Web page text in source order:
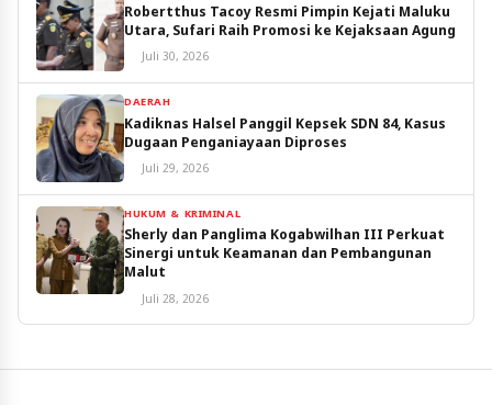
Robertthus Tacoy Resmi Pimpin Kejati Maluku
Utara, Sufari Raih Promosi ke Kejaksaan Agung
Juli 30, 2026
DAERAH
Kadiknas Halsel Panggil Kepsek SDN 84, Kasus
Dugaan Penganiayaan Diproses
Juli 29, 2026
HUKUM & KRIMINAL
Sherly dan Panglima Kogabwilhan III Perkuat
Sinergi untuk Keamanan dan Pembangunan
Malut
Juli 28, 2026